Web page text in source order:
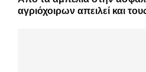
αγριόχοιρων απειλεί και